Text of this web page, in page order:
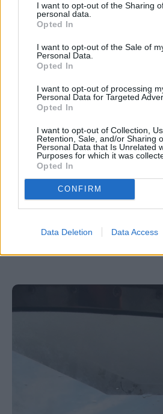
I want to opt-out of the Sharing
personal data.
Opted In
I want to opt-out of the Sale of
Personal Data.
Opted In
I want to opt-out of processing
Personal Data for Targeted
Opted In
I want to opt-out of Collection,
Retention, Sale, and/or Sharing
Personal Data that Is Unrelated
Purposes for which it was
Opted In
CONFIRM
Data Deletion Data Access